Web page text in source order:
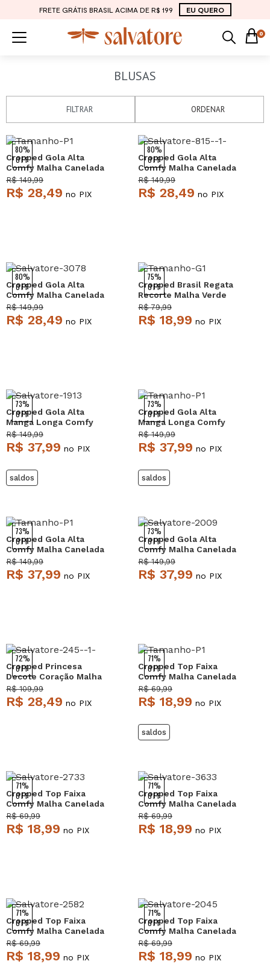
FRETE GRÁTIS BRASIL ACIMA DE R$ 199 EU QUERO
0
BLUSAS
FILTRAR ORDENAR
80%
OFF
Cropped Gola Alta
Comfy Malha Canelada
Preto Salvatore
R$ 149,99
R$ 28,49 no PIX
80%
OFF
Cropped Gola Alta
Comfy Malha Canelada
Rosa Claro Salvatore
R$ 149,99
R$ 28,49 no PIX
80%
OFF
Cropped Gola Alta
Comfy Malha Canelada
Pink Salvatore
R$ 149,99
R$ 28,49 no PIX
75%
OFF
Cropped Brasil Regata
Recorte Malha Verde
Salvatore
R$ 79,99
R$ 18,99 no PIX
73%
OFF
Cropped Gola Alta
Manga Longa Comfy
Malha Canelada
Terracota Salvatore
R$ 149,99
R$ 37,99 no PIX
saldos
73%
OFF
Cropped Gola Alta
Manga Longa Comfy
Malha Canelada
Mostarda Salvatore
R$ 149,99
R$ 37,99 no PIX
saldos
73%
OFF
Cropped Gola Alta
Comfy Malha Canelada
Verde Salvatore
R$ 149,99
R$ 37,99 no PIX
73%
OFF
Cropped Gola Alta
Comfy Malha Canelada
Azul Salvatore
R$ 149,99
R$ 37,99 no PIX
72%
OFF
Cropped Princesa
Decote Coração Malha
Canelada Branco
Salvatore
R$ 109,99
R$ 28,49 no PIX
71%
OFF
Cropped Top Faixa
Comfy Malha Canelada
Preto Salvatore
R$ 69,99
R$ 18,99 no PIX
saldos
71%
OFF
Cropped Top Faixa
Comfy Malha Canelada
Rosa Claro Salvatore
R$ 69,99
R$ 18,99 no PIX
71%
OFF
Cropped Top Faixa
Comfy Malha Canelada
Grafite Salvatore
R$ 69,99
R$ 18,99 no PIX
71%
OFF
Cropped Top Faixa
Comfy Malha Canelada
Mescla Salvatore
R$ 69,99
R$ 18,99 no PIX
71%
OFF
Cropped Top Faixa
Comfy Malha Canelada
Azul Salvatore
R$ 69,99
R$ 18,99 no PIX